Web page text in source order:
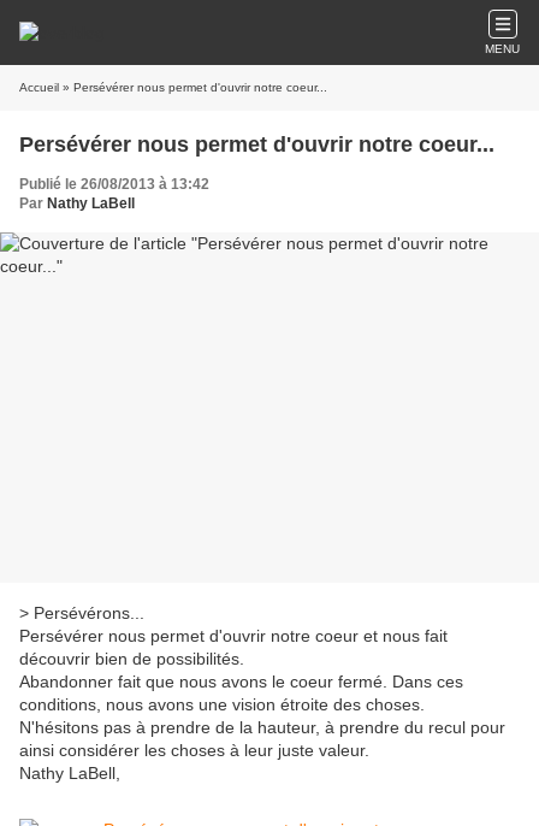
MENU
Accueil » Persévérer nous permet d'ouvrir notre coeur...
Persévérer nous permet d'ouvrir notre coeur...
Publié le 26/08/2013 à 13:42
Par Nathy LaBell
> Persévérons...
Persévérer nous permet d'ouvrir notre coeur et nous fait
découvrir bien de possibilités.
Abandonner fait que nous avons le coeur fermé. Dans ces
conditions, nous avons une vision étroite des choses.
N'hésitons pas à prendre de la hauteur, à prendre du recul pour
ainsi considérer les choses à leur juste valeur.
Nathy LaBell,